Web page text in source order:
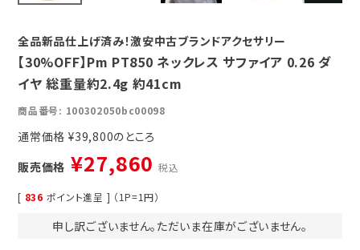
全品新品仕上げ済み！激安中古ブランドアクセサリー
【30%OFF】Pm PT850 ネックレス サファイア 0.26 ダ
イヤ 総重量約2.4g 約41cm
商品番号 100302050bc00098
通常価格 ¥39,800
販売価格 ¥27,860 税込
[ 836 ポイント進呈 ] （1P=1円）
申し訳ございません。ただいま在庫がございません。